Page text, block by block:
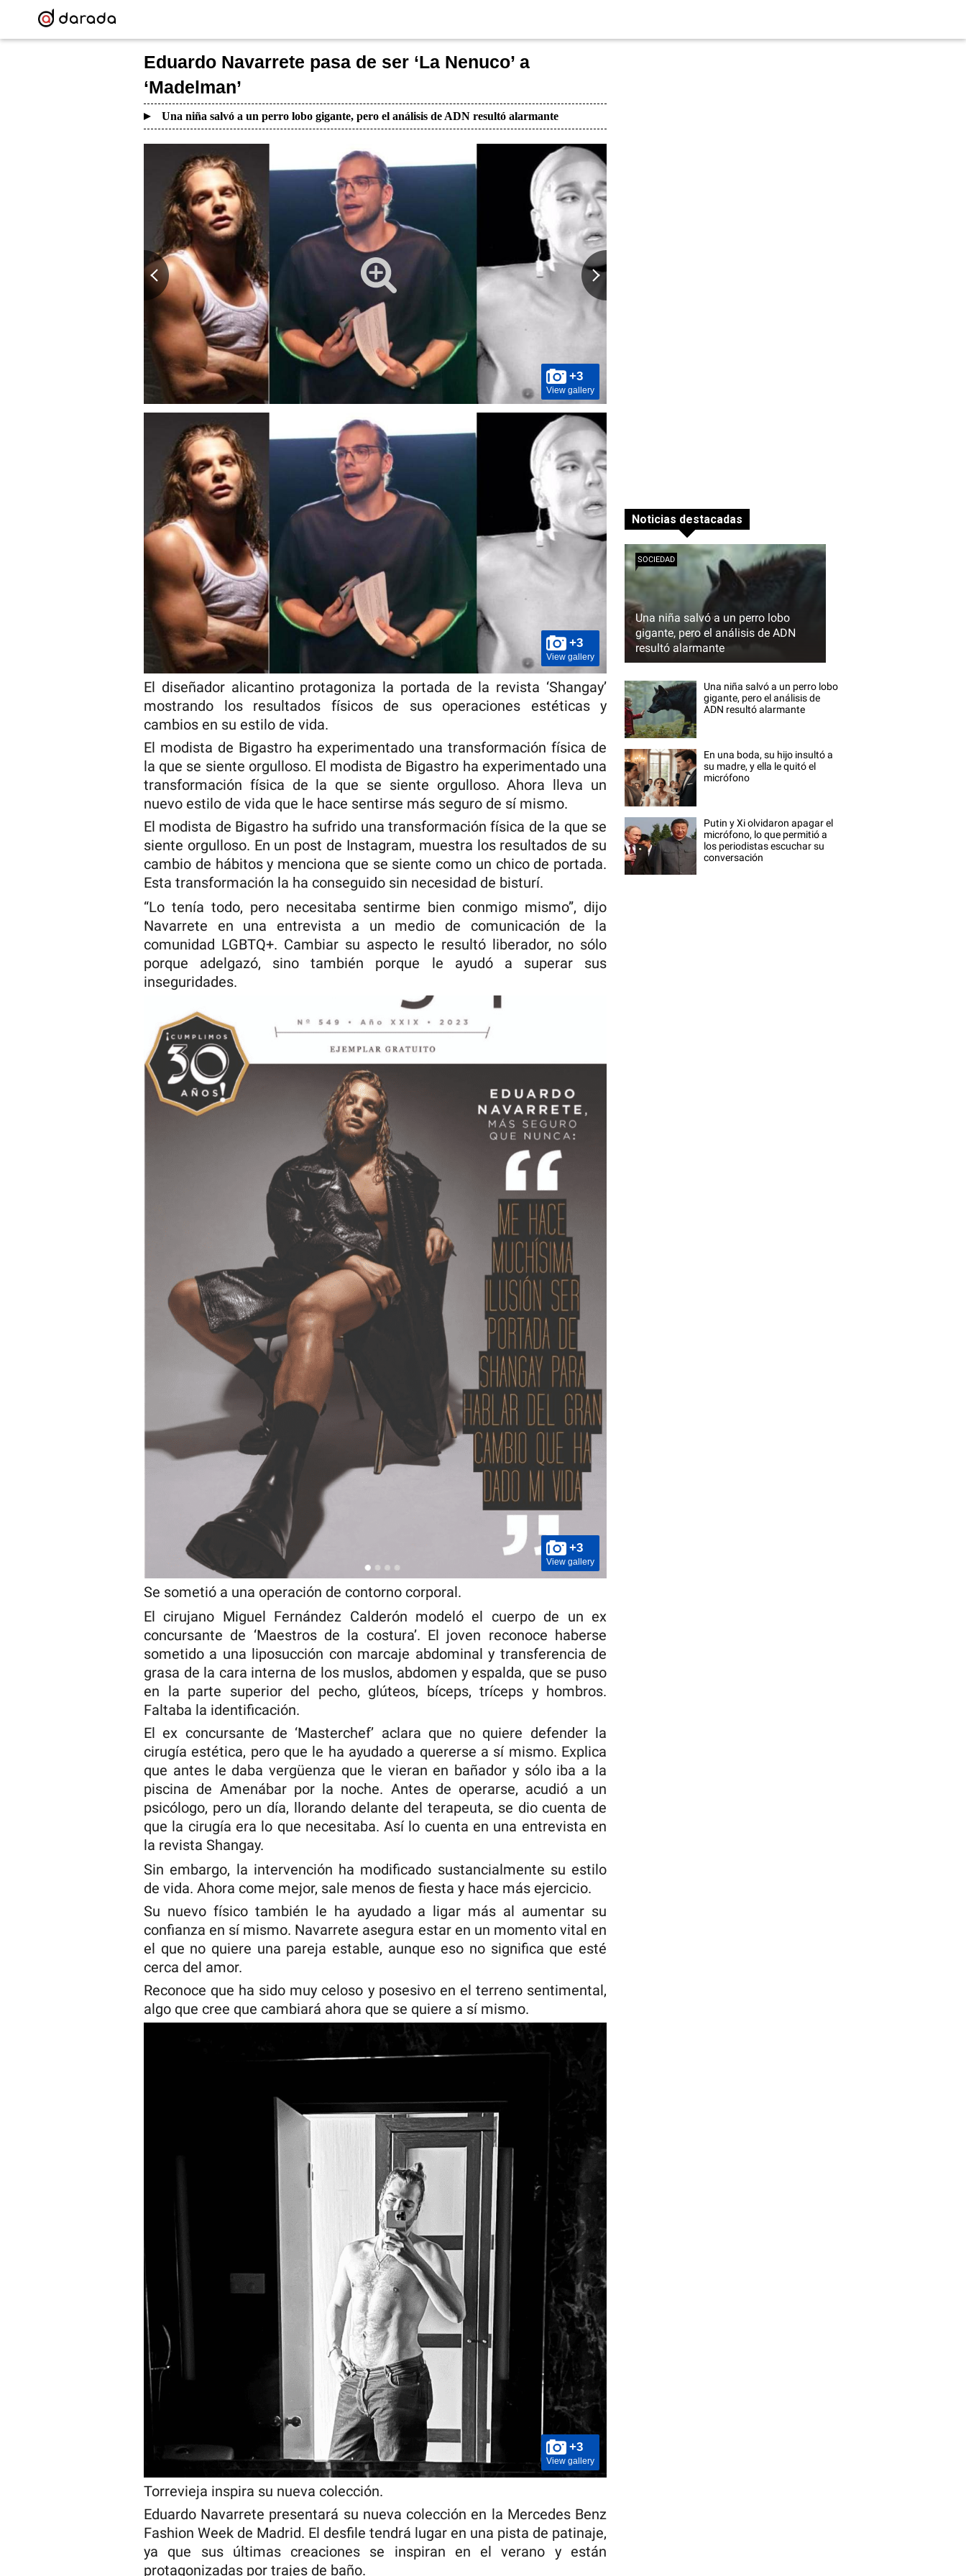
Eduardo Navarrete pasa de ser ‘La Nenuco’ a
‘Madelman’
Una niña salvó a un perro lobo gigante, pero el análisis de ADN resultó alarmante
+3
View gallery
+3
View gallery
El diseñador alicantino protagoniza la portada de la revista ‘Shangay’
mostrando los resultados físicos de sus operaciones estéticas y
cambios en su estilo de vida.
El modista de Bigastro ha experimentado una transformación física de
la que se siente orgulloso. El modista de Bigastro ha experimentado una
transformación física de la que se siente orgulloso. Ahora lleva un
nuevo estilo de vida que le hace sentirse más seguro de sí mismo.
El modista de Bigastro ha sufrido una transformación física de la que se
siente orgulloso. En un post de Instagram, muestra los resultados de su
cambio de hábitos y menciona que se siente como un chico de portada.
Esta transformación la ha conseguido sin necesidad de bisturí.
“Lo tenía todo, pero necesitaba sentirme bien conmigo mismo”, dijo
Navarrete en una entrevista a un medio de comunicación de la
comunidad LGBTQ+. Cambiar su aspecto le resultó liberador, no sólo
porque adelgazó, sino también porque le ayudó a superar sus
inseguridades.
+3
View gallery
Se sometió a una operación de contorno corporal.
El cirujano Miguel Fernández Calderón modeló el cuerpo de un ex
concursante de ‘Maestros de la costura’. El joven reconoce haberse
sometido a una liposucción con marcaje abdominal y transferencia de
grasa de la cara interna de los muslos, abdomen y espalda, que se puso
en la parte superior del pecho, glúteos, bíceps, tríceps y hombros.
Faltaba la identificación.
El ex concursante de ‘Masterchef’ aclara que no quiere defender la
cirugía estética, pero que le ha ayudado a quererse a sí mismo. Explica
que antes le daba vergüenza que le vieran en bañador y sólo iba a la
piscina de Amenábar por la noche. Antes de operarse, acudió a un
psicólogo, pero un día, llorando delante del terapeuta, se dio cuenta de
que la cirugía era lo que necesitaba. Así lo cuenta en una entrevista en
la revista Shangay.
Sin embargo, la intervención ha modificado sustancialmente su estilo
de vida. Ahora come mejor, sale menos de fiesta y hace más ejercicio.
Su nuevo físico también le ha ayudado a ligar más al aumentar su
confianza en sí mismo. Navarrete asegura estar en un momento vital en
el que no quiere una pareja estable, aunque eso no significa que esté
cerca del amor.
Reconoce que ha sido muy celoso y posesivo en el terreno sentimental,
algo que cree que cambiará ahora que se quiere a sí mismo.
+3
View gallery
Torrevieja inspira su nueva colección.
Eduardo Navarrete presentará su nueva colección en la Mercedes Benz
Fashion Week de Madrid. El desfile tendrá lugar en una pista de patinaje,
ya que sus últimas creaciones se inspiran en el verano y están
protagonizadas por trajes de baño.
Noticias destacadas
Una niña salvó a un perro lobo
gigante, pero el análisis de ADN
resultó alarmante
SOCIEDAD
Una niña salvó a un perro lobo
gigante, pero el análisis de
ADN resultó alarmante
En una boda, su hijo insultó a
su madre, y ella le quitó el
micrófono
Putin y Xi olvidaron apagar el
micrófono, lo que permitió a
los periodistas escuchar su
conversación